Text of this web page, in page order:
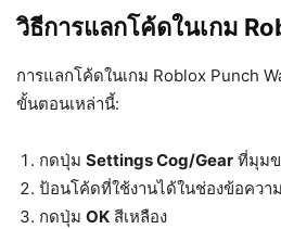
วิธีการแลกโค้ดในเกม
การแลกโค้ดในเกม Roblox Punch
ขั้นตอนเหล่านี้:
กดปุ่ม Settings Cog/Gear ที่มุม
ป้อนโค้ดที่ใช้งานได้ในช่องข้อความ
กดปุ่ม OK สีเหลือง